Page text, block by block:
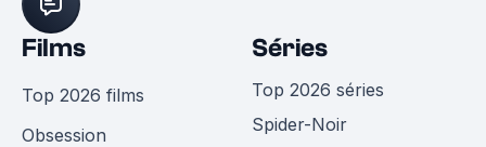
Films
Top 2026 films
Obsession
Séries
Top 2026 séries
Spider-Noir